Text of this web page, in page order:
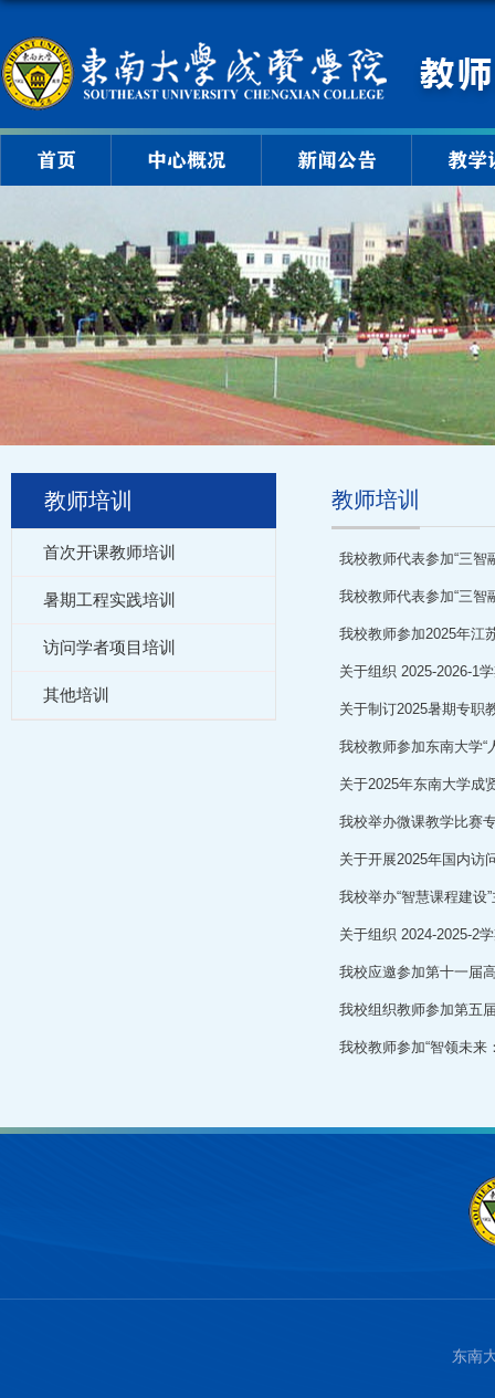
首页 中心概况 新闻公告 教学
教师培训
首次开课教师培训
暑期工程实践培训
访问学者项目培训
其他培训
教师培训
我校教师代表参加“三智
我校教师代表参加“三智
我校教师参加2025年江
关于组织 2025-2026-1
关于制订2025暑期专职
我校教师参加东南大学“
关于2025年东南大学成
我校举办微课教学比赛
关于开展2025年国内访
我校举办“智慧课程建设
关于组织 2024-2025-2
我校应邀参加第十一届
我校组织教师参加第五
我校教师参加“智领未来
东南